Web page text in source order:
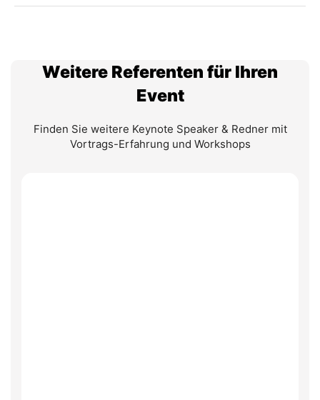
Weitere Referenten für Ihren
Event
Finden Sie weitere Keynote Speaker & Redner mit
Vortrags-Erfahrung und Workshops